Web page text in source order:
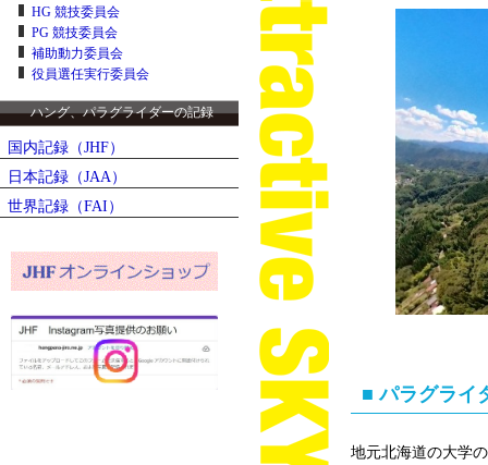
■ パラグライ
地元北海道の大学
HG 競技委員会
PG 競技委員会
補助動力委員会
役員選任実行委員会
ハング、パラグライダーの記録
国内記録（JHF）
日本記録（JAA）
世界記録（FAI）